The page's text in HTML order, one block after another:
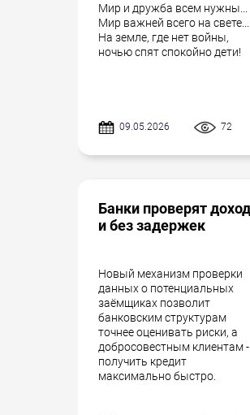
Мир и дружба всем нужны...
Мир важней всего на свете...
На земле, где нет войны,
ночью спят спокойно дети!
09.05.2026 72
Банки проверят
и без задержек
Новый механизм проверки
данных о потенциальных
заёмщиках позволит
банковским структурам
точнее оценивать риски, а
добросовестным клиентам -
получить кредит
максимально быстро.